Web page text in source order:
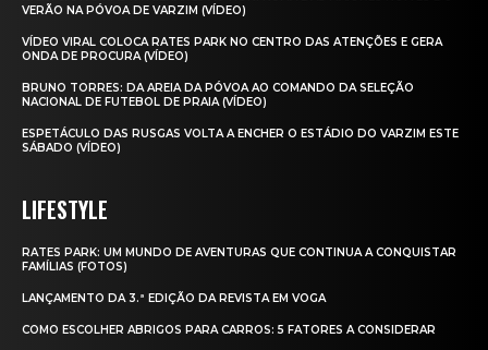
VERÃO NA PÓVOA DE VARZIM (VÍDEO)
VÍDEO VIRAL COLOCA RATES PARK NO CENTRO DAS ATENÇÕES E GERA
ONDA DE PROCURA (VÍDEO)
BRUNO TORRES: DA AREIA DA PÓVOA AO COMANDO DA SELEÇÃO
NACIONAL DE FUTEBOL DE PRAIA (VÍDEO)
ESPETÁCULO DAS RUSGAS VOLTA A ENCHER O ESTÁDIO DO VARZIM ESTE
SÁBADO (VÍDEO)
LIFESTYLE
RATES PARK: UM MUNDO DE AVENTURAS QUE CONTINUA A CONQUISTAR
FAMÍLIAS (FOTOS)
LANÇAMENTO DA 3.ª EDIÇÃO DA REVISTA EM VOGA
COMO ESCOLHER ABRIGOS PARA CARROS: 5 FATORES A CONSIDERAR